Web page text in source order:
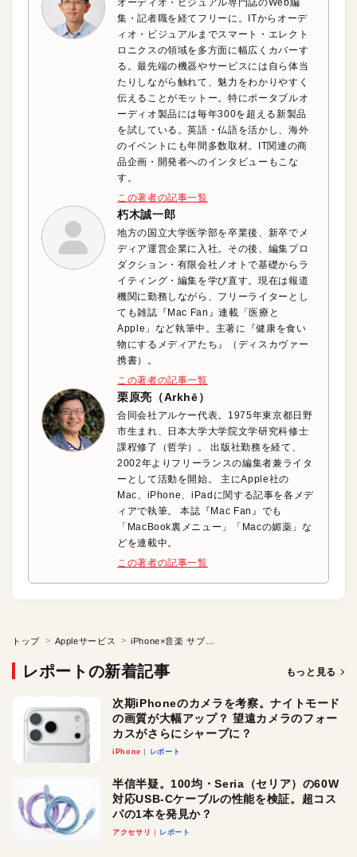
オーディオ・ビジュアル専門誌のWeb編
集・記者職を経てフリーに。ITからオーデ
ィオ・ビジュアルまでスマート・エレクト
ロニクスの領域を多方面に幅広くカバーす
る。最先端の機器やサービスには自ら体当
たりしながら触れて、魅力をわかりやすく
伝えることがモットー。特にポータブルオ
ーディオ製品には毎年300を超える新製品
を試している。英語・仏語を活かし、海外
のイベントにも年間多数取材。IT関連の商
品企画・開発者へのインタビューもこな
す。
この著者の記事一覧
朽木誠一郎
地方の国立大学医学部を卒業後、新卒でメ
ディア運営企業に入社。その後、編集プロ
ダクション・有限会社ノオトで基礎からラ
イティング・編集を学び直す。現在は報道
機関に勤務しながら、フリーライターとし
ても雑誌『Mac Fan』連載「医療と
Apple」など執筆中。主著に『健康を食い
物にするメディアたち』（ディスカヴァー
携書）。
この著者の記事一覧
栗原亮（Arkhē）
合同会社アルケー代表。1975年東京都日野
市生まれ、日本大学大学院文学研究科修士
課程修了（哲学）。 出版社勤務を経て、
2002年よりフリーランスの編集者兼ライタ
ーとして活動を開始。 主にApple社の
Mac、iPhone、iPadに関する記事を各メデ
ィアで執筆。 本誌『Mac Fan』でも
「MacBook裏メニュー」「Macの媚薬」な
どを連載中。
この著者の記事一覧
トップ Appleサービス
レポートの新着記事 もっと見る
次期iPhoneのカメラを考察。ナイトモード
の画質が大幅アップ？ 望遠カメラのフォー
カスがさらにシャープに？
iPhone レポート
半信半疑。100均・Seria（セリア）の60W
対応USB-Cケーブルの性能を検証。超コス
パの1本を発見か？
アクセサリ レポート